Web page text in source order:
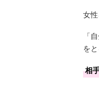
女
「
を
相